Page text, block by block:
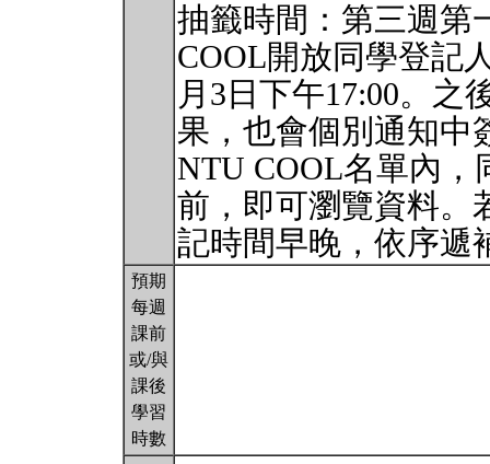
抽籤時間：第三週第
COOL開放同學登記
月3日下午17:00。之
果，也會個別通知中
NTU COOL名單內，
前，即可瀏覽資料。
記時間早晚，依序遞
預期
每週
課前
或/與
課後
學習
時數